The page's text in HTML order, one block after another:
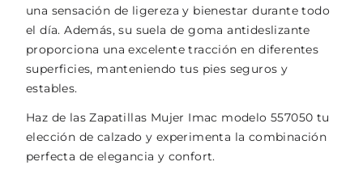
una sensación de ligereza y bienestar durante todo
el día. Además, su suela de goma antideslizante
proporciona una excelente tracción en diferentes
superficies, manteniendo tus pies seguros y
estables.
Haz de las Zapatillas Mujer Imac modelo 557050 tu
elección de calzado y experimenta la combinación
perfecta de elegancia y confort.